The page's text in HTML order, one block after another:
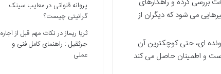
می شود که دیگران از
ای، حتی کوچکترین آن
است و اطمینان حاصل می کند
پروانه قنواتی درمعایب سینک
گرانیتی چیست؟
ثریا ریمازدرنکات مهم قبل از اجاره
جرثقیل : راهنمای کامل فنی و
عملی